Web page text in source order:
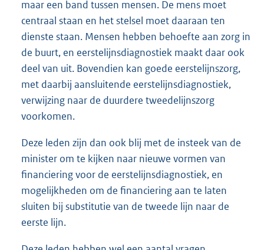
maar een band tussen mensen. De mens moet
centraal staan en het stelsel moet daaraan ten
dienste staan. Mensen hebben behoefte aan zorg in
de buurt, en eerstelijnsdiagnostiek maakt daar ook
deel van uit. Bovendien kan goede eerstelijnszorg,
met daarbij aansluitende eerstelijnsdiagnostiek,
verwijzing naar de duurdere tweedelijnszorg
voorkomen.
Deze leden zijn dan ook blij met de insteek van de
minister om te kijken naar nieuwe vormen van
financiering voor de eerstelijnsdiagnostiek, en
mogelijkheden om de financiering aan te laten
sluiten bij substitutie van de tweede lijn naar de
eerste lijn.